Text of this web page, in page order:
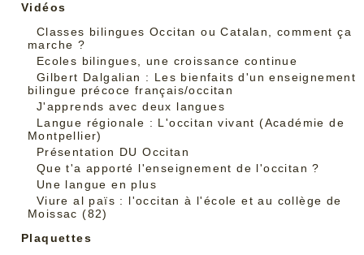
Vidéos
Classes bilingues Occitan ou Catalan, comment ça
marche ?
Ecoles bilingues, une croissance continue
Gilbert Dalgalian : Les bienfaits d'un enseignement
bilingue précoce français/occitan
J'apprends avec deux langues
Langue régionale : L'occitan vivant (Académie de
Montpellier)
Présentation DU Occitan
Que t'a apporté l'enseignement de l'occitan ?
Une langue en plus
Viure al païs : l'occitan à l'école et au collège de
Moissac (82)
Plaquettes